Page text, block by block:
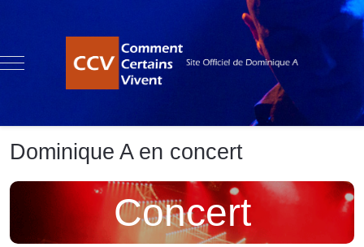
Mobile Menu Toggle
Dominique A en concert
Concert